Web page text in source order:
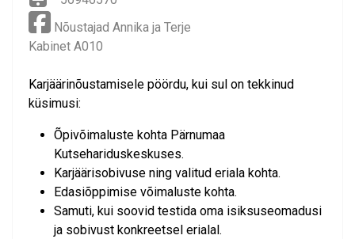
Nõustajad Annika ja Terje
Kabinet A010
Karjäärinõustamisele pöördu, kui sul on tekkinud
küsimusi:
Õpivõimaluste kohta Pärnumaa
Kutsehariduskeskuses.
Karjäärisobivuse ning valitud eriala kohta.
Edasiõppimise võimaluste kohta.
Samuti, kui soovid testida oma isiksuseomadusi
ja sobivust konkreetsel erialal.